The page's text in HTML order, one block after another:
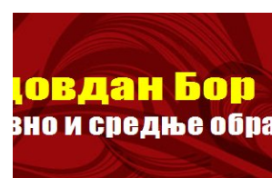
ШОСО
Школа за основно и